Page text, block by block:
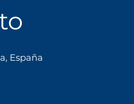
España